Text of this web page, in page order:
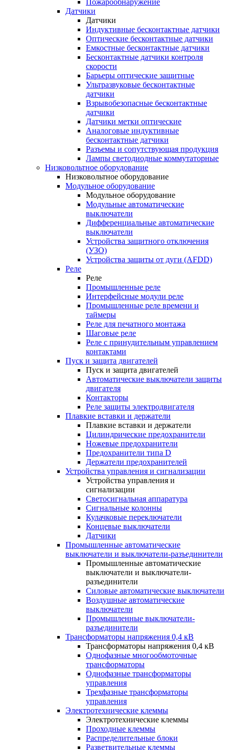
Пожарообнаружение
Датчики
Датчики
Индуктивные бесконтактные датчики
Оптические бесконтактные датчики
Емкостные бесконтактные датчики
Бесконтактные датчики контроля
скорости
Барьеры оптические защитные
Ультразвуковые бесконтактные
датчики
Взрывобезопасные бесконтактные
датчики
Датчики метки оптические
Аналоговые индуктивные
бесконтактные датчики
Разъемы и сопутствующая продукция
Лампы светодиодные коммутаторные
Низковольтное оборудование
Низковольтное оборудование
Модульное оборудование
Модульное оборудование
Модульные автоматические
выключатели
Дифференциальные автоматические
выключатели
Устройства защитного отключения
(УЗО)
Устройства защиты от дуги (AFDD)
Реле
Реле
Промышленные реле
Интерфейсные модули реле
Промышленные реле времени и
таймеры
Реле для печатного монтажа
Шаговые реле
Реле с принудительным управлением
контактами
Пуск и защита двигателей
Пуск и защита двигателей
Автоматические выключатели защиты
двигателя
Контакторы
Реле защиты электродвигателя
Плавкие вставки и держатели
Плавкие вставки и держатели
Цилиндрические предохранители
Ножевые предохранители
Предохранители типа D
Держатели предохранителей
Устройства управления и сигнализации
Устройства управления и
сигнализации
Светосигнальная аппаратура
Сигнальные колонны
Кулачковые переключатели
Концевые выключатели
Датчики
Промышленные автоматические
выключатели и выключатели-разъединители
Промышленные автоматические
выключатели и выключатели-
разъединители
Силовые автоматические выключатели
Воздушные автоматические
выключатели
Промышленные выключатели-
разъединители
Трансформаторы напряжения 0,4 кВ
Трансформаторы напряжения 0,4 кВ
Однофазные многообмоточные
трансформаторы
Однофазные трансформаторы
управления
Трехфазные трансформаторы
управления
Электротехнические клеммы
Электротехнические клеммы
Проходные клеммы
Распределительные блоки
Разветвительные клеммы